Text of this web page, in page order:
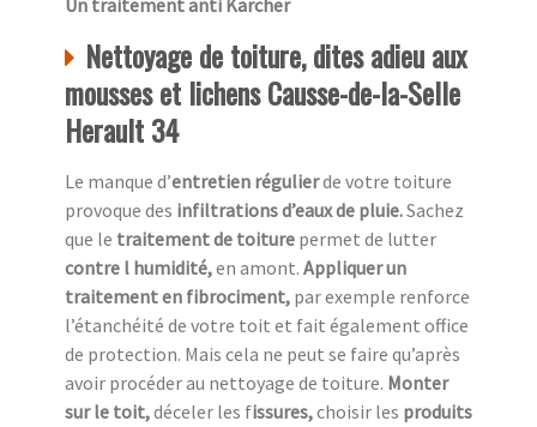
Un traitement anti Karcher
Nettoyage de toiture, dites adieu aux
mousses et lichens Causse-de-la-Selle
Herault 34
Le manque d’entretien régulierde votre toiture
provoque des infiltrations d’eaux de pluie.Sachez
que le traitement de toiture permet de lutter
contre l humidité,en amont. Appliquer un
traitement en fibrociment, par exemple renforce
l’étanchéité de votre toit et fait également office
de protection. Mais cela ne peut se faire qu’après
avoir procéder au nettoyage de toiture. Monter
sur le toit,déceler les fissures,choisir les produits